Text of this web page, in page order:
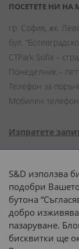
ПОСЕТЕТЕ НИ НА
гр. София, жк.
бул.
CTPark Sofia –
Понеделник –
Телефон за
Мобилен
Изпратете
S&D използва
подобри
бутона
добро
пазаруване.
бисквитки ще